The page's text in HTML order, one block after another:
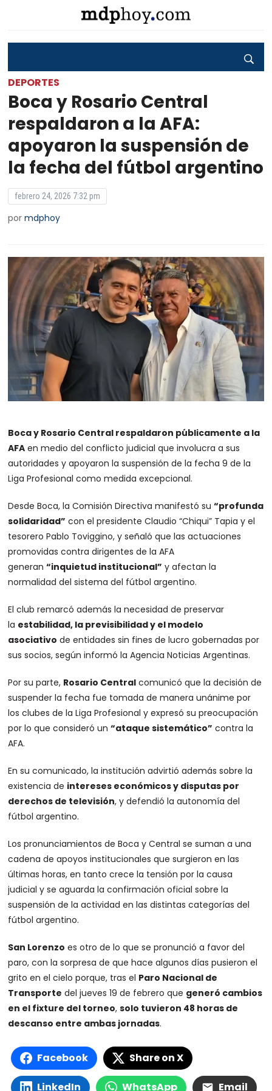
DEPORTES
Boca y Rosario Central
respaldaron a la AFA:
apoyaron la suspensión de
la fecha del fútbol argentino
febrero 24, 2026 7:32 pm
pormdphoy
Boca y Rosario Central respaldaron públicamente a la
AFA en medio del conflicto judicial que involucra a sus
autoridades y apoyaron la suspensión de la fecha 9 de la
Liga Profesional como medida excepcional.
Desde Boca, la Comisión Directiva manifestó su“profunda
solidaridad” con el presidente Claudio “Chiqui” Tapia y el
tesorero Pablo Toviggino, y señaló que las actuaciones
promovidas contra dirigentes de la AFA
generan“inquietud institucional” y afectan la
normalidad del sistema del fútbol argentino.
El club remarcó además la necesidad de preservar
la estabilidad, la previsibilidad y el modelo
asociativo de entidades sin fines de lucro gobernadas por
sus socios, según informó la Agencia Noticias Argentinas.
Por su parte, Rosario Central comunicó que la decisión de
suspender la fecha fue tomada de manera unánime por
los clubes de la Liga Profesional y expresó su preocupación
por lo que consideró un“ataque sistemático” contra la
AFA.
En su comunicado, la institución advirtió además sobre la
existencia de intereses económicos y disputas por
derechos de televisión, y defendió la autonomía del
fútbol argentino.
Los pronunciamientos de Boca y Central se suman a una
cadena de apoyos institucionales que surgieron en las
últimas horas, en tanto crece la tensión por la causa
judicial y se aguarda la confirmación oficial sobre la
suspensión de la actividad en las distintas categorías del
fútbol argentino.
San Lorenzo es otro de lo que se pronunció a favor del
paro, con la sorpresa de que hace algunos días pusieron el
grito en el cielo porque, tras el Paro Nacional de
Transporte del jueves 19 de febrero que generó cambios
en el fixture del torneo,solo tuvieron 48 horas de
descanso entre ambas jornadas.
Facebook Share on X
LinkedIn WhatsApp Email